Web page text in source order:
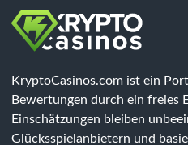
KryptoCasinos.com ist ein
Bewertungen durch ein freies
Einschätzungen bleiben
Glücksspielanbietern und